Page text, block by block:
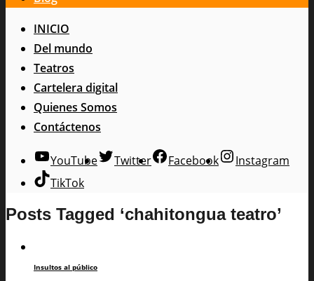
INICIO
Del mundo
Teatros
Cartelera digital
Quienes Somos
Contáctenos
YouTube Twitter Facebook
Instagram
TikTok
Posts Tagged ‘chahitongua teatro’
Insultos al público